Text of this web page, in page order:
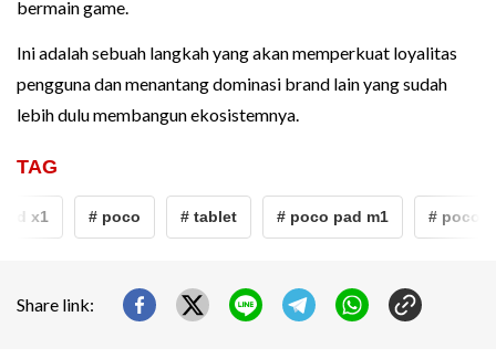
bermain game.
Ini adalah sebuah langkah yang akan memperkuat loyalitas
pengguna dan menantang dominasi brand lain yang sudah
lebih dulu membangun ekosistemnya.
TAG
x1 # poco # tablet # poco pad m1 # poco
Share link: